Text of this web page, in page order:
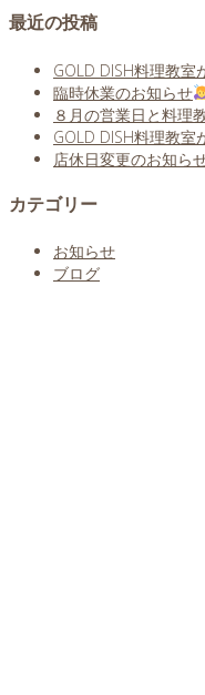
最近の投稿
GOLD DISH料理教室
臨時休業のお知らせ
８月の営業日と料理
GOLD DISH料理教室
店休日変更のお知ら
カテゴリー
お知らせ
ブログ